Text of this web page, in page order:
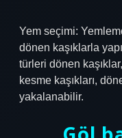
Yem seçimi:
dönen kaşıklarla
türleri dönen
kesme kaşıkları,
yakalanabilir.